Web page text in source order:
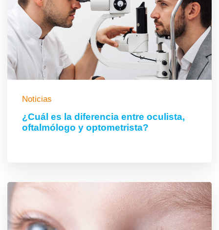
Noticias
¿Cuál es la diferencia entre oculista,
oftalmólogo y optometrista?